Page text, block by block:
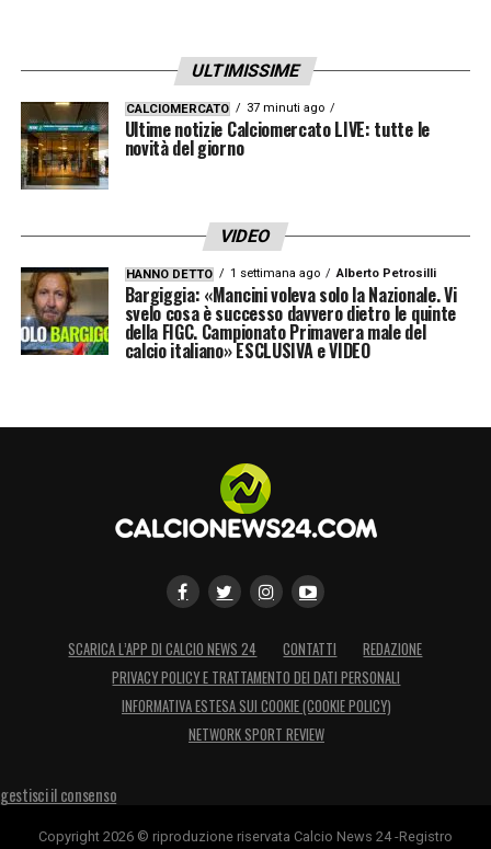
ULTIMISSIME
CALCIOMERCATO 37 minuti ago
Ultime notizie Calciomercato LIVE: tutte le
novità del giorno
VIDEO
HANNO DETTO 1 settimana ago Alberto Petrosilli
Bargiggia: «Mancini voleva solo la Nazionale. Vi
svelo cosa è successo davvero dietro le quinte
della FIGC. Campionato Primavera male del
calcio italiano» ESCLUSIVA e VIDEO
SCARICA L’APP DI CALCIO NEWS 24 CONTATTI
REDAZIONE
PRIVACY POLICY E TRATTAMENTO DEI DATI PERSONALI
INFORMATIVA ESTESA SUI COOKIE (COOKIE POLICY)
NETWORK SPORT REVIEW
gestisci il consenso
Copyright 2026 © riproduzione riservata Calcio News 24 -Registro